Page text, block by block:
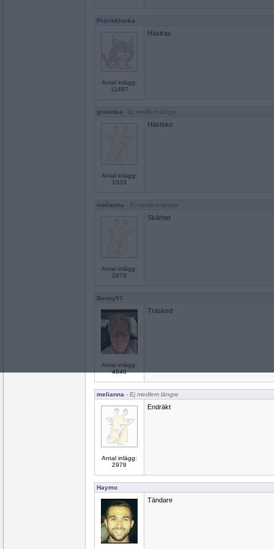
Prärieklocka
Antal inlägg:
11487
Hästras
greentea - Ej medlem längre
Antal inlägg:
1033
Hästsko
melianna - Ej medlem längre
Antal inlägg:
2978
Skärhet
Benny57
Antal inlägg:
4646
Träsked
melianna - Ej medlem längre
Antal inlägg:
2978
Endräkt
Haymo
Tändare